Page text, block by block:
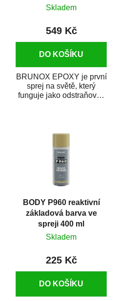
Skladem
549 Kč
DO KOŠÍKU
BRUNOX EPOXY je první
sprej na světě, který
funguje jako odstraňovač
BODY P960 reaktivní
základová barva ve
spreji 400 ml
Skladem
225 Kč
DO KOŠÍKU